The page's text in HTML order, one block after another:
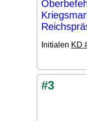
Initialen KD
#3